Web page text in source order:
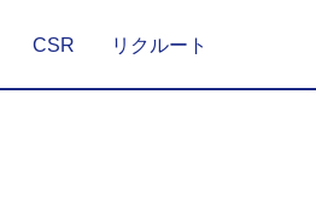
CSR リクルート